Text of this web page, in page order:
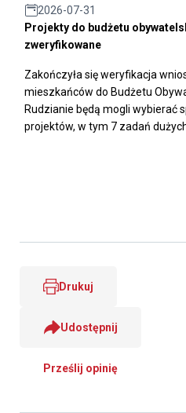
2026-07-31
Projekty do budżetu
zweryfikowane
Zakończyła się weryfikacja
mieszkańców do Budżetu
Rudzianie będą mogli wybierać
projektów, w tym 7 zadań
Drukuj
Udostępnij
Prześlij opinię